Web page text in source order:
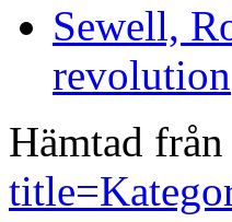
Sewell,
revolution
Hämtad